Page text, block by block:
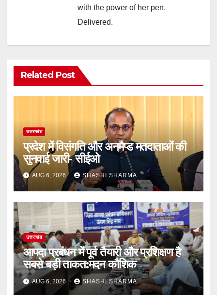
with the power of her pen.
Delivered.
Related Post
उत्तराखंड
प्रदेश में विसंगति और अनमैप्ड मतदाताओं की
सुनवाई जारी- सीईओ
AUG 6, 2026 SHASHI SHARMA
उत्तराखंड
आपदा प्रबंधन में पूर्व तैयारी और प्रशिक्षण है
सबसे बड़ी ताकत:मदन कौशिक
AUG 6, 2026 SHASHI SHARMA